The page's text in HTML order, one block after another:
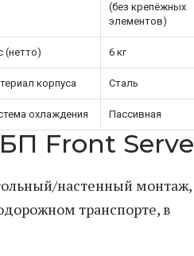
(без крепёжных
элементов)
(нетто) 6 кг
корпуса Сталь
охлаждения Пассивная
Front
настенный монтаж,
транспорте, в